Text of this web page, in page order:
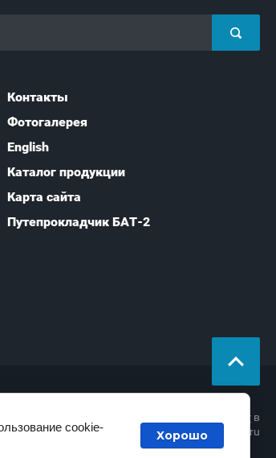
Контакты
Фотогалерея
English
Каталог продукции
Карта сайта
Путепрокладчик БАТ-2
лендинг в
megagroup.ru
cookie-
Хорошо